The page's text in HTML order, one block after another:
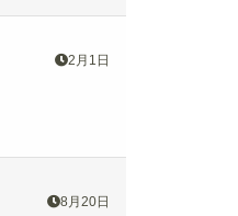
2月1日
8月20日